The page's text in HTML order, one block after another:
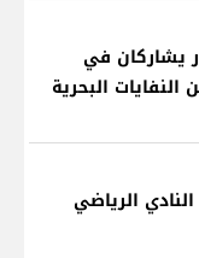
يشاركان في
البحرية
الرياضي